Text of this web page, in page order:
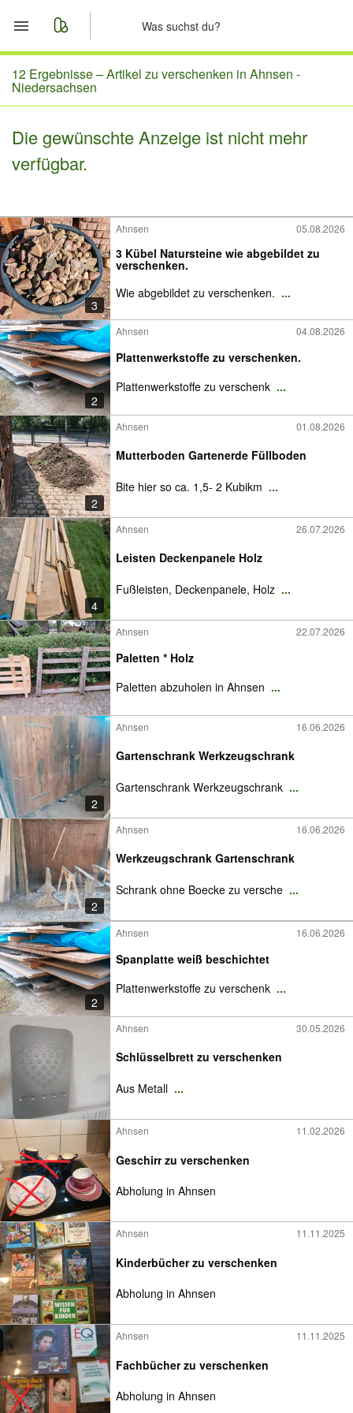
Start
Merkliste
Nachrichten
12 Ergebnisse –Artikel zu verschenken in Ahnsen -
Niedersachsen
Die gewünschte Anzeige ist nicht mehr
verfügbar.
3
Ahnsen 05.08.2026
3 Kübel Natursteine wie abgebildet zu
verschenken.
Wie abgebildet zu verschenken. ...
2
Ahnsen 04.08.2026
Plattenwerkstoffe zu verschenken.
Plattenwerkstoffe zu verschenk ...
2
Ahnsen 01.08.2026
Mutterboden Gartenerde Füllboden
Bite hier so ca. 1,5- 2 Kubikm ...
4
Ahnsen 26.07.2026
Leisten Deckenpanele Holz
Fußleisten, Deckenpanele, Holz ...
Ahnsen 22.07.2026
Paletten * Holz
Paletten abzuholen in Ahnsen ...
2
Ahnsen 16.06.2026
Gartenschrank Werkzeugschrank
Gartenschrank Werkzeugschrank ...
2
Ahnsen 16.06.2026
Werkzeugschrank Gartenschrank
Schrank ohne Boecke zu versche ...
2
Ahnsen 16.06.2026
Spanplatte weiß beschichtet
Plattenwerkstoffe zu verschenk ...
Ahnsen 30.05.2026
Schlüsselbrett zu verschenken
Aus Metall ...
Ahnsen 11.02.2026
Geschirr zu verschenken
Abholung in Ahnsen
Ahnsen 11.11.2025
Kinderbücher zu verschenken
Abholung in Ahnsen
Ahnsen 11.11.2025
Fachbücher zu verschenken
Abholung in Ahnsen